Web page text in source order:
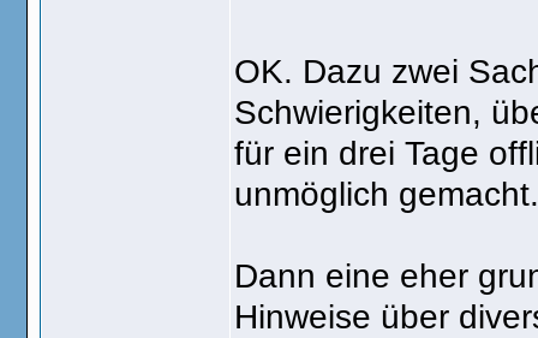
OK. Dazu zwei
Schwierigkeiten,
für ein drei Tage
unmöglich gemacht.
Dann eine eher
Hinweise über